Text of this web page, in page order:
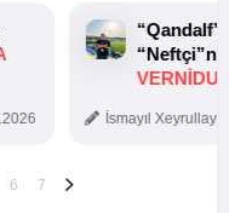
İsmayıl
6 7